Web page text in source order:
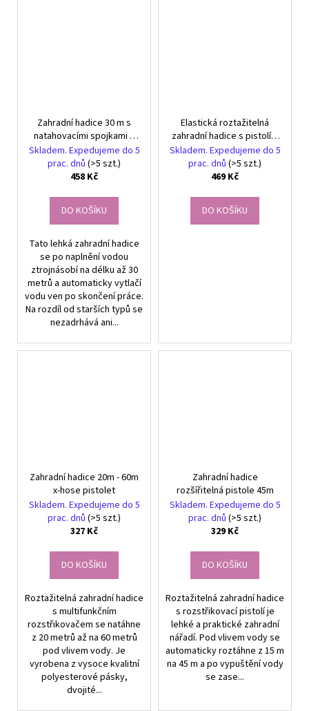
Zahradní hadice 30 m s
natahovacími spojkami s
hákem na pistoli
Skladem. Expedujeme do 5
prac. dnů (>5 szt.)
458 Kč
DO KOŠÍKU
Tato lehká zahradní hadice
se po naplnění vodou
ztrojnásobí na délku až 30
metrů a automaticky vytlačí
vodu ven po skončení práce.
Na rozdíl od starších typů se
nezadrhává ani...
Elastická roztažitelná
zahradní hadice s pistolí a
odolnými spojkami, 10,5–
22,5 m
Skladem. Expedujeme do 5
prac. dnů (>5 szt.)
469 Kč
DO KOŠÍKU
Zahradní hadice 20m - 60m
x-hose pistolet
Skladem. Expedujeme do 5
prac. dnů (>5 szt.)
327 Kč
DO KOŠÍKU
Roztažitelná zahradní hadice
s multifunkčním
rozstřikovačem se natáhne
z 20 metrů až na 60 metrů
pod vlivem vody. Je
vyrobena z vysoce kvalitní
polyesterové pásky,
dvojité...
Zahradní hadice
rozšířitelná pistole 45m
Skladem. Expedujeme do 5
prac. dnů (>5 szt.)
329 Kč
DO KOŠÍKU
Roztažitelná zahradní hadice
s rozstřikovací pistolí je
lehké a praktické zahradní
nářadí. Pod vlivem vody se
automaticky roztáhne z 15 m
na 45 m a po vypuštění vody
se zase...